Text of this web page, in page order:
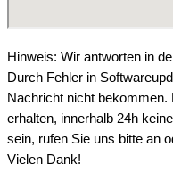
Hinweis: Wir antworten in
Durch Fehler in
Nachricht nicht bekommen.
erhalten, innerhalb 24h
sein, rufen Sie uns bitte an
Vielen Dank!